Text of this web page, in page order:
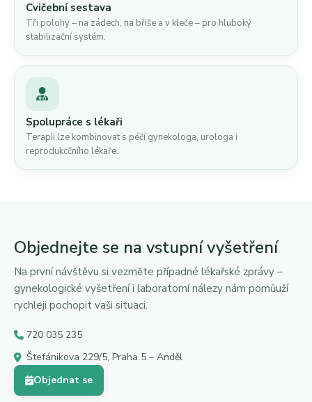
Cvičební sestava
Tři polohy – na zádech, na břiše a v kleče – pro hluboký
stabilizační systém.
Spolupráce s lékaři
Terapii lze kombinovat s péčí gynekologa, urologa i
reprodukcčního lékaře.
Objednejte se na vstupní vyšetření
Na první návštěvu si vezměte případné lékařské zprávy –
gynekologické vyšetření i laboratorní nálezy nám pomůuží
rychleji pochopit vaši situaci.
720 035 235
Štefánikova 229/5, Praha 5 – Anděl
Objednat se